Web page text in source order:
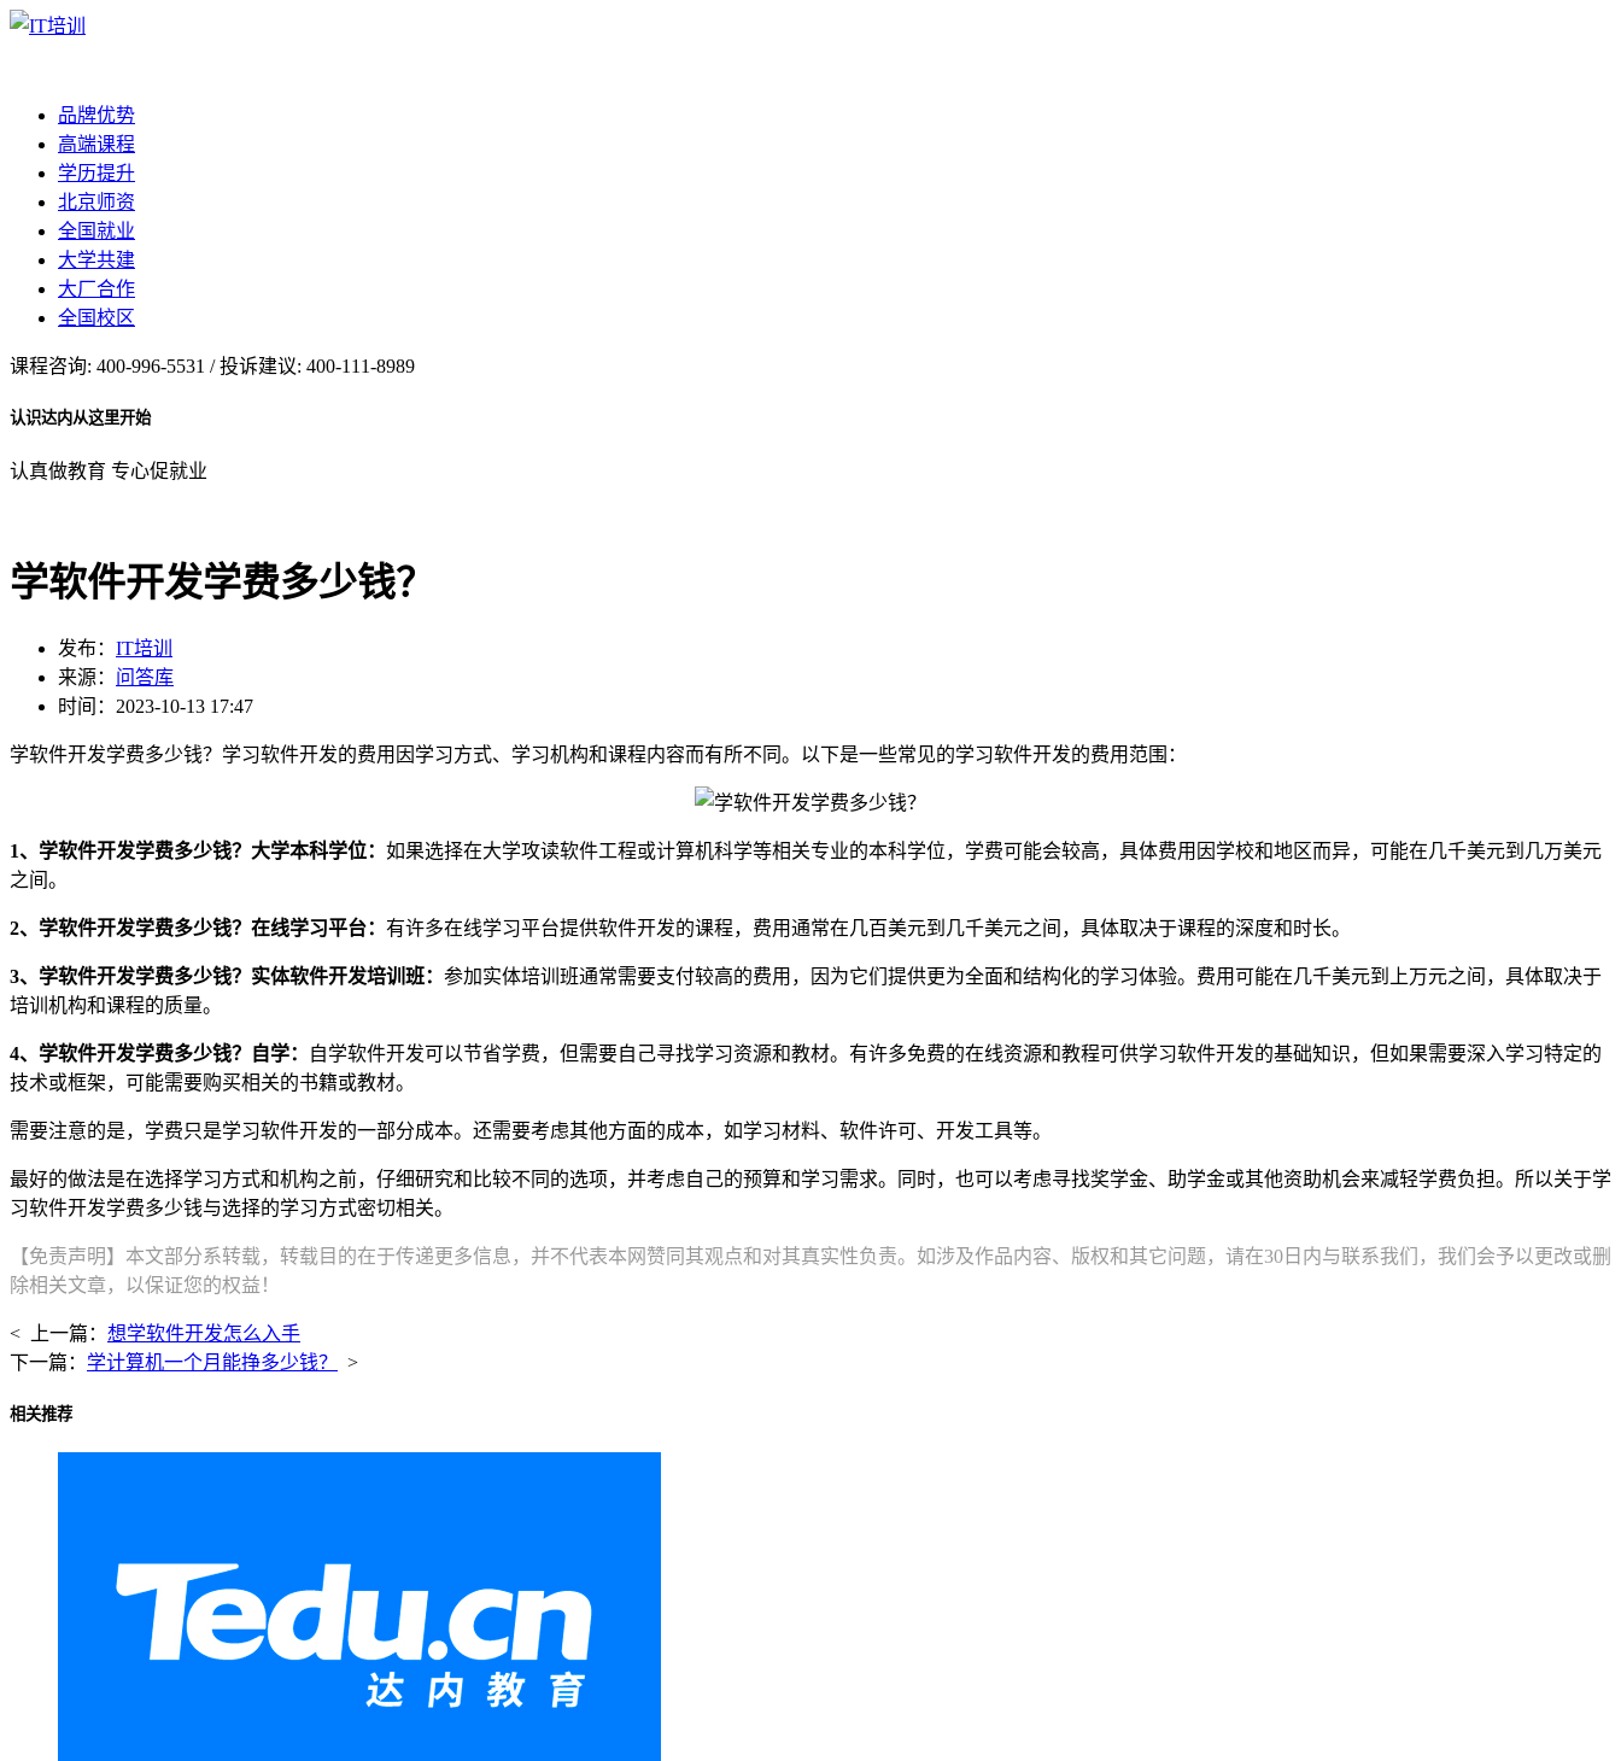
品牌优势
高端课程
学历提升
北京师资
全国就业
大学共建
大厂合作
全国校区
课程咨询: 400-996-5531 / 投诉建议: 400-111-8989
认识达内从这里开始
认真做教育 专心促就业
学软件开发学费多少钱？
发布： IT培训
来源： 问答库
时间：2023-10-13 17:47
学软件开发学费多少钱？学习软件开发的费用因学习方式、学习机构和课程内容而有所不同。以下是一些常见的学习软件开发的费用范围：
1、学软件开发学费多少钱？大学本科学位： 如果选择在大学攻读软件工程或计算机科学等相关专业的本科学位，学费可能会较高，具体费用因学校和地区而异，可能在几千美元到几万美元
之间。
2、学软件开发学费多少钱？在线学习平台： 有许多在线学习平台提供软件开发的课程，费用通常在几百美元到几千美元之间，具体取决于课程的深度和时长。
3、学软件开发学费多少钱？实体软件开发培训班： 参加实体培训班通常需要支付较高的费用，因为它们提供更为全面和结构化的学习体验。费用可能在几千美元到上万元之间，具体取决于
培训机构和课程的质量。
4、学软件开发学费多少钱？自学：
自学软件开发可以节省学费，但需要自己寻找学习资源和教材。有许多免费的在线资源和教程可供学习软件开发的基础知识，但如果需要深入学习特定的
技术或框架，可能需要购买相关的书籍或教材。
需要注意的是，学费只是学习软件开发的一部分成本。还需要考虑其他方面的成本，如学习材料、软件许可、开发工具等。
最好的做法是在选择学习方式和机构之前，仔细研究和比较不同的选项，并考虑自己的预算和学习需求。同时，也可以考虑寻找奖学金、助学金或其他资助机会来减轻学费负担。所以关于学
习软件开发学费多少钱与选择的学习方式密切相关。
【免责声明】本文部分系转载，转载目的在于传递更多信息，并不代表本网赞同其观点和对其真实性负责。如涉及作品内容、版权和其它问题，请在30日内与联系我们，我们会予以更改或删
除相关文章，以保证您的权益！
< 上一篇： 想学软件开发怎么入手
下一篇： 学计算机一个月能挣多少钱？ >
相关推荐